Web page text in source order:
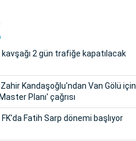
kavşağı 2 gün trafiğe kapatılacak
Zahir Kandaşoğlu'ndan Van Gölü için
Planı' çağrısı
Fatih Sarp dönemi başlıyor